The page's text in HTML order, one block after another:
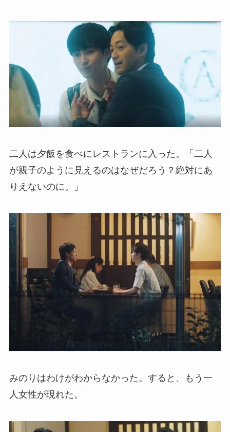
二人は夕飯を食べにレストランに入った。「二人
が親子のように見えるのはなぜだろう？絶対にあ
りえないのに。」
みのりはわけがわからなかった。すると、もう一
人女性が現れた。